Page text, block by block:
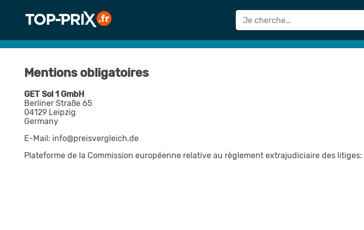
Mentions obligatoires
GET Sol 1 GmbH
Berliner Straße 65
04129 Leipzig
Germany
E-Mail: info@preisvergleich.de
Plateforme de la Commission européenne relative au règlement extrajudiciaire des litiges: